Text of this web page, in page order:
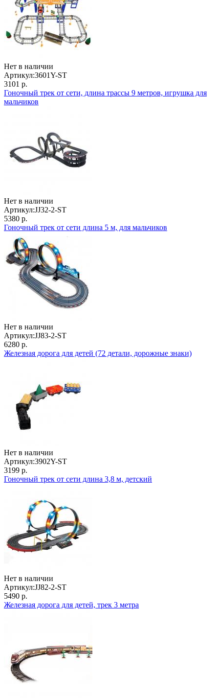
Нет в наличии
Артикул:3601Y-ST
3101 р.
Гоночный трек от сети, длина трассы 9 метров, игрушка для
мальчиков
Нет в наличии
Артикул:JJ32-2-ST
5380 р.
Гоночный трек от сети длина 5 м, для мальчиков
Нет в наличии
Артикул:JJ83-2-ST
6280 р.
Железная дорога для детей (72 детали, дорожные знаки)
Нет в наличии
Артикул:3902Y-ST
3199 р.
Гоночный трек от сети длина 3,8 м, детский
Нет в наличии
Артикул:JJ82-2-ST
5490 р.
Железная дорога для детей, трек 3 метра